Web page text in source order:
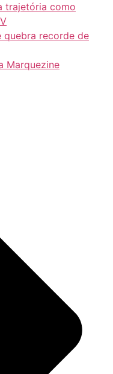
trajetória como
quebra recorde de
Marquezine